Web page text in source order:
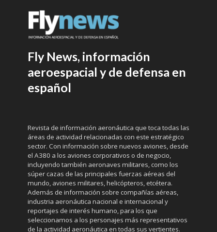
Fly News, información
aeroespacial y de defensa en
español
Revista de información aeronáutica que toca todas las
áreas de actividad relacionadas con este estratégico
sector. Con información sobre nuevos aviones, desde
el A380 a los aviones corporativos o de negocio,
incluyendo también aeronaves militares, como los
súper cazas de las principales fuerzas aéreas del
mundo, aviones militares, helicópteros, etcétera.
Además de información sobre compañías aéreas,
industria aeronáutica nacional e internacional y
reportajes de interés humano, para los que
seleccionamos a los personajes más representativos
de la actividad aeronáutica en todas sus vertientes.